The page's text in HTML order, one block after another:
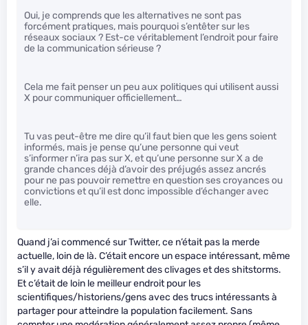
Oui, je comprends que les alternatives ne sont pas
forcément pratiques, mais pourquoi s’entêter sur les
réseaux sociaux ? Est-ce véritablement l’endroit pour faire
de la communication sérieuse ?
Cela me fait penser un peu aux politiques qui utilisent aussi
X pour communiquer officiellement…
Tu vas peut-être me dire qu’il faut bien que les gens soient
informés, mais je pense qu’une personne qui veut
s’informer n’ira pas sur X, et qu’une personne sur X a de
grande chances déjà d’avoir des préjugés assez ancrés
pour ne pas pouvoir remettre en question ses croyances ou
convictions et qu’il est donc impossible d’échanger avec
elle.
Quand j’ai commencé sur Twitter, ce n’était pas la merde
actuelle, loin de là. C’était encore un espace intéressant, même
s’il y avait déjà régulièrement des clivages et des shitstorms.
Et c’était de loin le meilleur endroit pour les
scientifiques/historiens/gens avec des trucs intéressants à
partager pour atteindre la population facilement. Sans